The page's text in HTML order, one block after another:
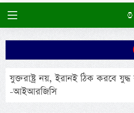
যুক্তরাষ্ট্র নয়, ইরানই ঠিক করবে
-আইআরজিসি